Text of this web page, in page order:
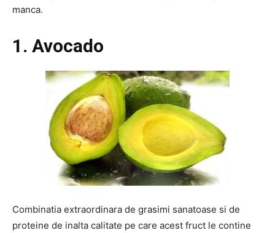
manca.
1. Avocado
Combinatia extraordinara de grasimi sanatoase si de
proteine de inalta calitate pe care acest fruct le contine